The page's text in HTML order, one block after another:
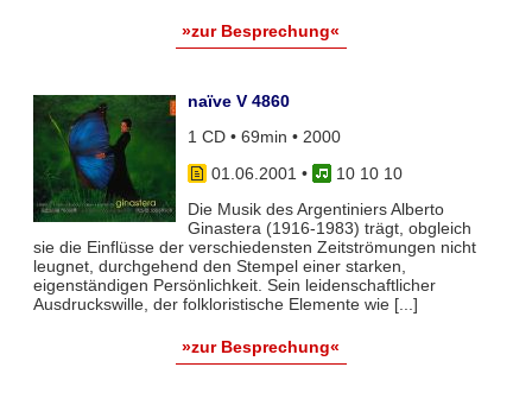
»zur Besprechung«
naïve V 4860
1 CD • 69min • 2000
01.06.2001 •
10 10 10
Die Musik des Argentiniers Alberto
Ginastera (1916-1983) trägt, obgleich
sie die Einflüsse der verschiedensten Zeitströmungen nicht
leugnet, durchgehend den Stempel einer starken,
eigenständigen Persönlichkeit. Sein leidenschaftlicher
Ausdruckswille, der folkloristische Elemente wie [...]
»zur Besprechung«